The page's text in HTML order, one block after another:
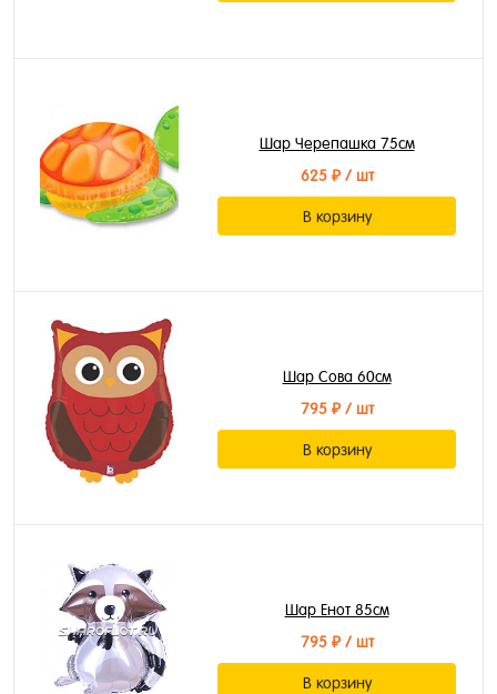
Шар Черепашка 75см
625 ₽/ шт
В корзину
Шар Сова 60см
795 ₽/ шт
В корзину
Шар Енот 85см
795 ₽/ шт
В корзину